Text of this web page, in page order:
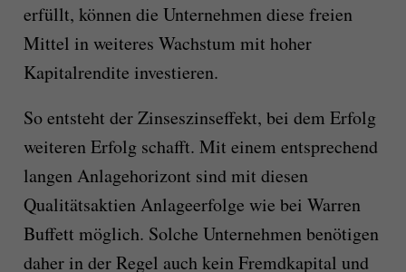
erfüllt, können die Unternehmen diese freien
Mittel in weiteres Wachstum mit hoher
Kapitalrendite investieren.
So entsteht der Zinseszinseffekt, bei dem Erfolg
weiteren Erfolg schafft. Mit einem entsprechend
langen Anlagehorizont sind mit diesen
Qualitätsaktien Anlageerfolge wie bei Warren
Buffett möglich. Solche Unternehmen benötigen
daher in der Regel auch kein Fremdkapital und